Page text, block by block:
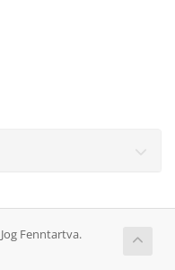
Fenntartva.